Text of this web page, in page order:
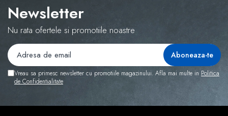
Newsletter
Nu rata ofertele si promotiile noastre
Vreau sa primesc newsletter cu promotiile magazinului. Afla mai multe in Politica
de Confidentialitate